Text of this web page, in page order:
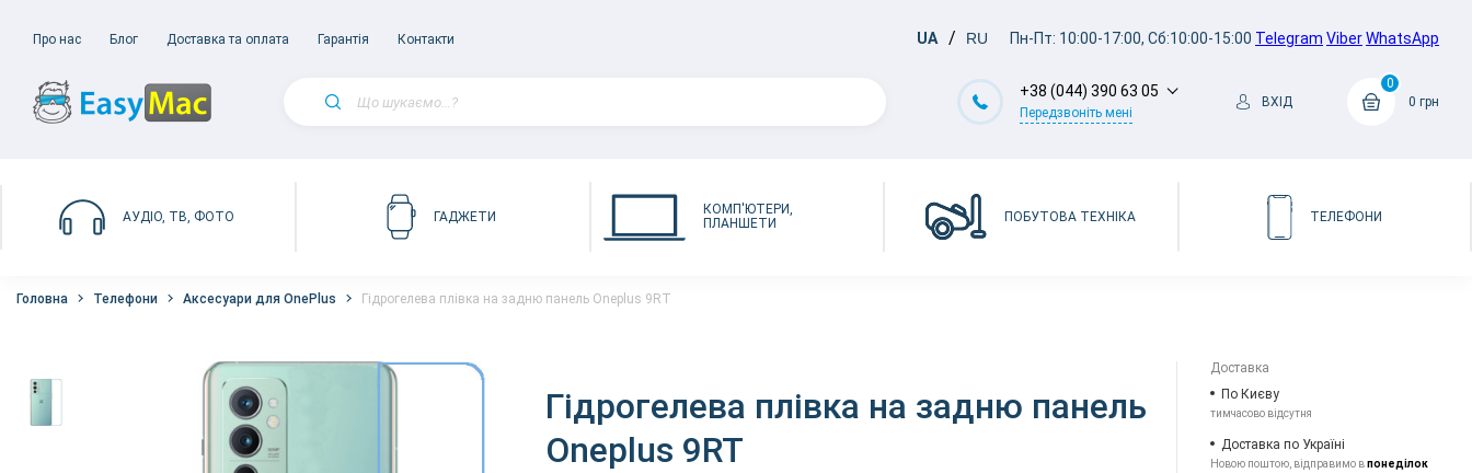
Про нас Блог Доставка та оплата Гарантія Контакти UA RU Пн-Пт: 10:00-17:00, Сб:10:00-15:00 Telegram ViberWhatsApp
+38 (044) 390 63 05
Передзвоніть мені
ВХІД
0
0 грн
АУДІО, ТВ, ФОТО ГАДЖЕТИ
КОМП'ЮТЕРИ,
ПЛАНШЕТИ
ПОБУТОВА ТЕХНІКА ТЕЛЕФОНИ
Головна Телефони Аксесуари для OnePlus Гідрогелева плівка на задню панель Oneplus 9RT
Гідрогелева плівка на задню панель
Oneplus 9RT
Доставка
По Києву
тимчасово відсутня
Доставка по Україні
Новою поштою, відправимо впонеділок